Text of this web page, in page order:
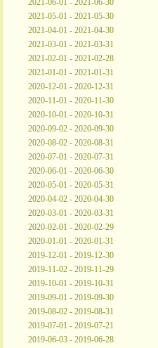
2021-06-01 - 2021-06-30
2021-05-01 - 2021-05-30
2021-04-01 - 2021-04-30
2021-03-01 - 2021-03-31
2021-02-01 - 2021-02-28
2021-01-01 - 2021-01-31
2020-12-01 - 2020-12-31
2020-11-01 - 2020-11-30
2020-10-01 - 2020-10-31
2020-09-02 - 2020-09-30
2020-08-02 - 2020-08-31
2020-07-01 - 2020-07-31
2020-06-01 - 2020-06-30
2020-05-01 - 2020-05-31
2020-04-02 - 2020-04-30
2020-03-01 - 2020-03-31
2020-02-01 - 2020-02-29
2020-01-01 - 2020-01-31
2019-12-01 - 2019-12-30
2019-11-02 - 2019-11-29
2019-10-01 - 2019-10-31
2019-09-01 - 2019-09-30
2019-08-02 - 2019-08-31
2019-07-01 - 2019-07-21
2019-06-03 - 2019-06-28